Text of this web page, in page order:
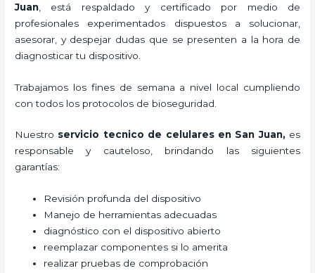
Juan , está respaldado y certificado por medio de
profesionales experimentados dispuestos a solucionar,
asesorar, y despejar dudas que se presenten a la hora de
diagnosticar tu dispositivo.
Trabajamos los fines de semana a nivel local cumpliendo
con todos los protocolos de bioseguridad.
Nuestro servicio tecnico de celulares en San Juan, es
responsable y cauteloso, brindando las siguientes
garantías:
Revisión profunda del dispositivo
Manejo de herramientas adecuadas
diagnóstico con el dispositivo abierto
reemplazar componentes si lo amerita
realizar pruebas de comprobación